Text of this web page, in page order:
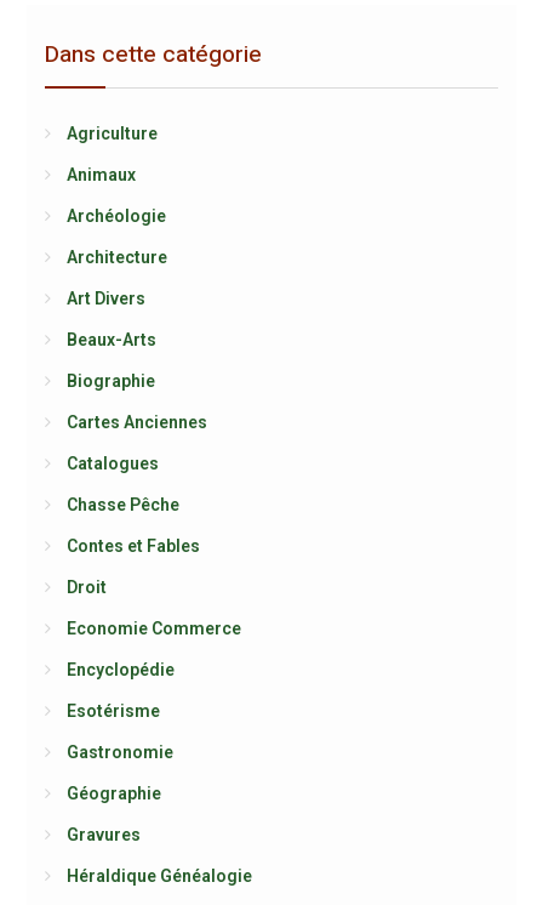
Dans cette catégorie
Agriculture
Animaux
Archéologie
Architecture
Art Divers
Beaux-Arts
Biographie
Cartes Anciennes
Catalogues
Chasse Pêche
Contes et Fables
Droit
Economie Commerce
Encyclopédie
Esotérisme
Gastronomie
Géographie
Gravures
Héraldique Généalogie